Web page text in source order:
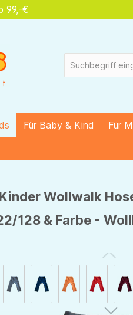
springen
99,-€
Für Baby & Kind Für
Wollwalk
128 & Farbe -